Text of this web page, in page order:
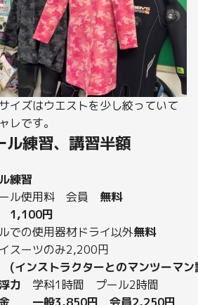
イズはウエストを少し絞っていて
レです。
ル練習、講習半額
練習
ル使用料 会員 無料
1,100円
での使用器材ドライ以外無料
スーツのみ2,200円
(インストラクターとのマンツーマン
力 学科1時間 プール2時間